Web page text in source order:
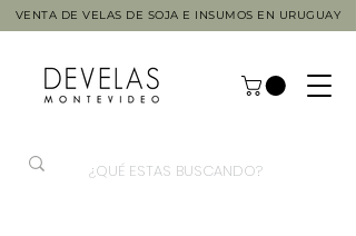
VENTA DE VELAS DE SOJA E INSUMOS EN URUGUAY